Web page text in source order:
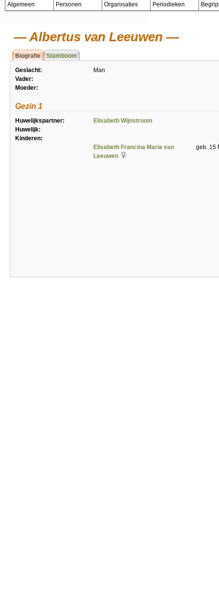
Algemeen Personen Organisaties Periodieken
Albertus van Leeuwen
Biografie Stamboom
Geslacht:
Man
Vader:
Moeder:
Gezin 1
Huwelijkspartner:
Elisabeth Wijnstroom
Huwelijk:
Kinderen:
Elisabeth Francina Maria van
Leeuwen
geb. 15